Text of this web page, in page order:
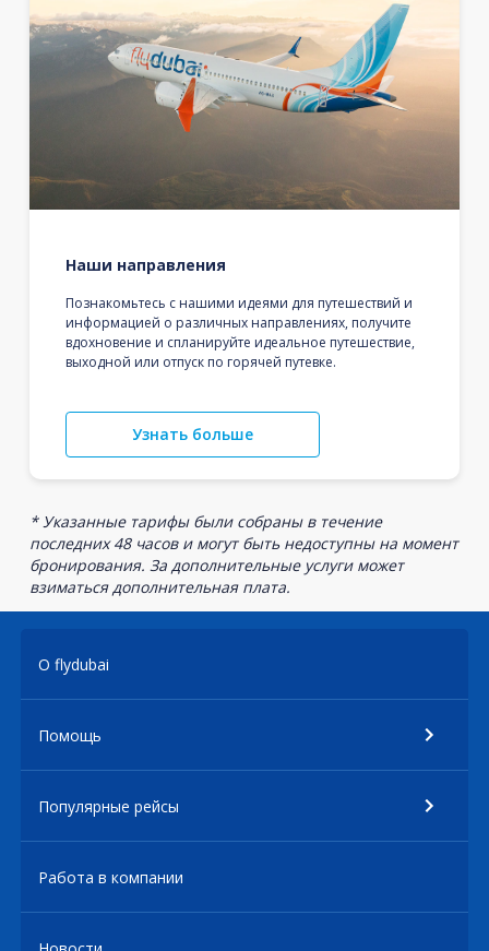
Наши направления
Познакомьтесь с нашими идеями для путешествий и
информацией о различных направлениях, получите
вдохновение и спланируйте идеальное путешествие,
выходной или отпуск по горячей путевке.
Узнать больше
* Указанные тарифы были собраны в течение
последних 48 часов и могут быть недоступны на момент
бронирования. За дополнительные услуги может
взиматься дополнительная плата.
О flydubai
Помощь
Популярные рейсы
Работа в компании